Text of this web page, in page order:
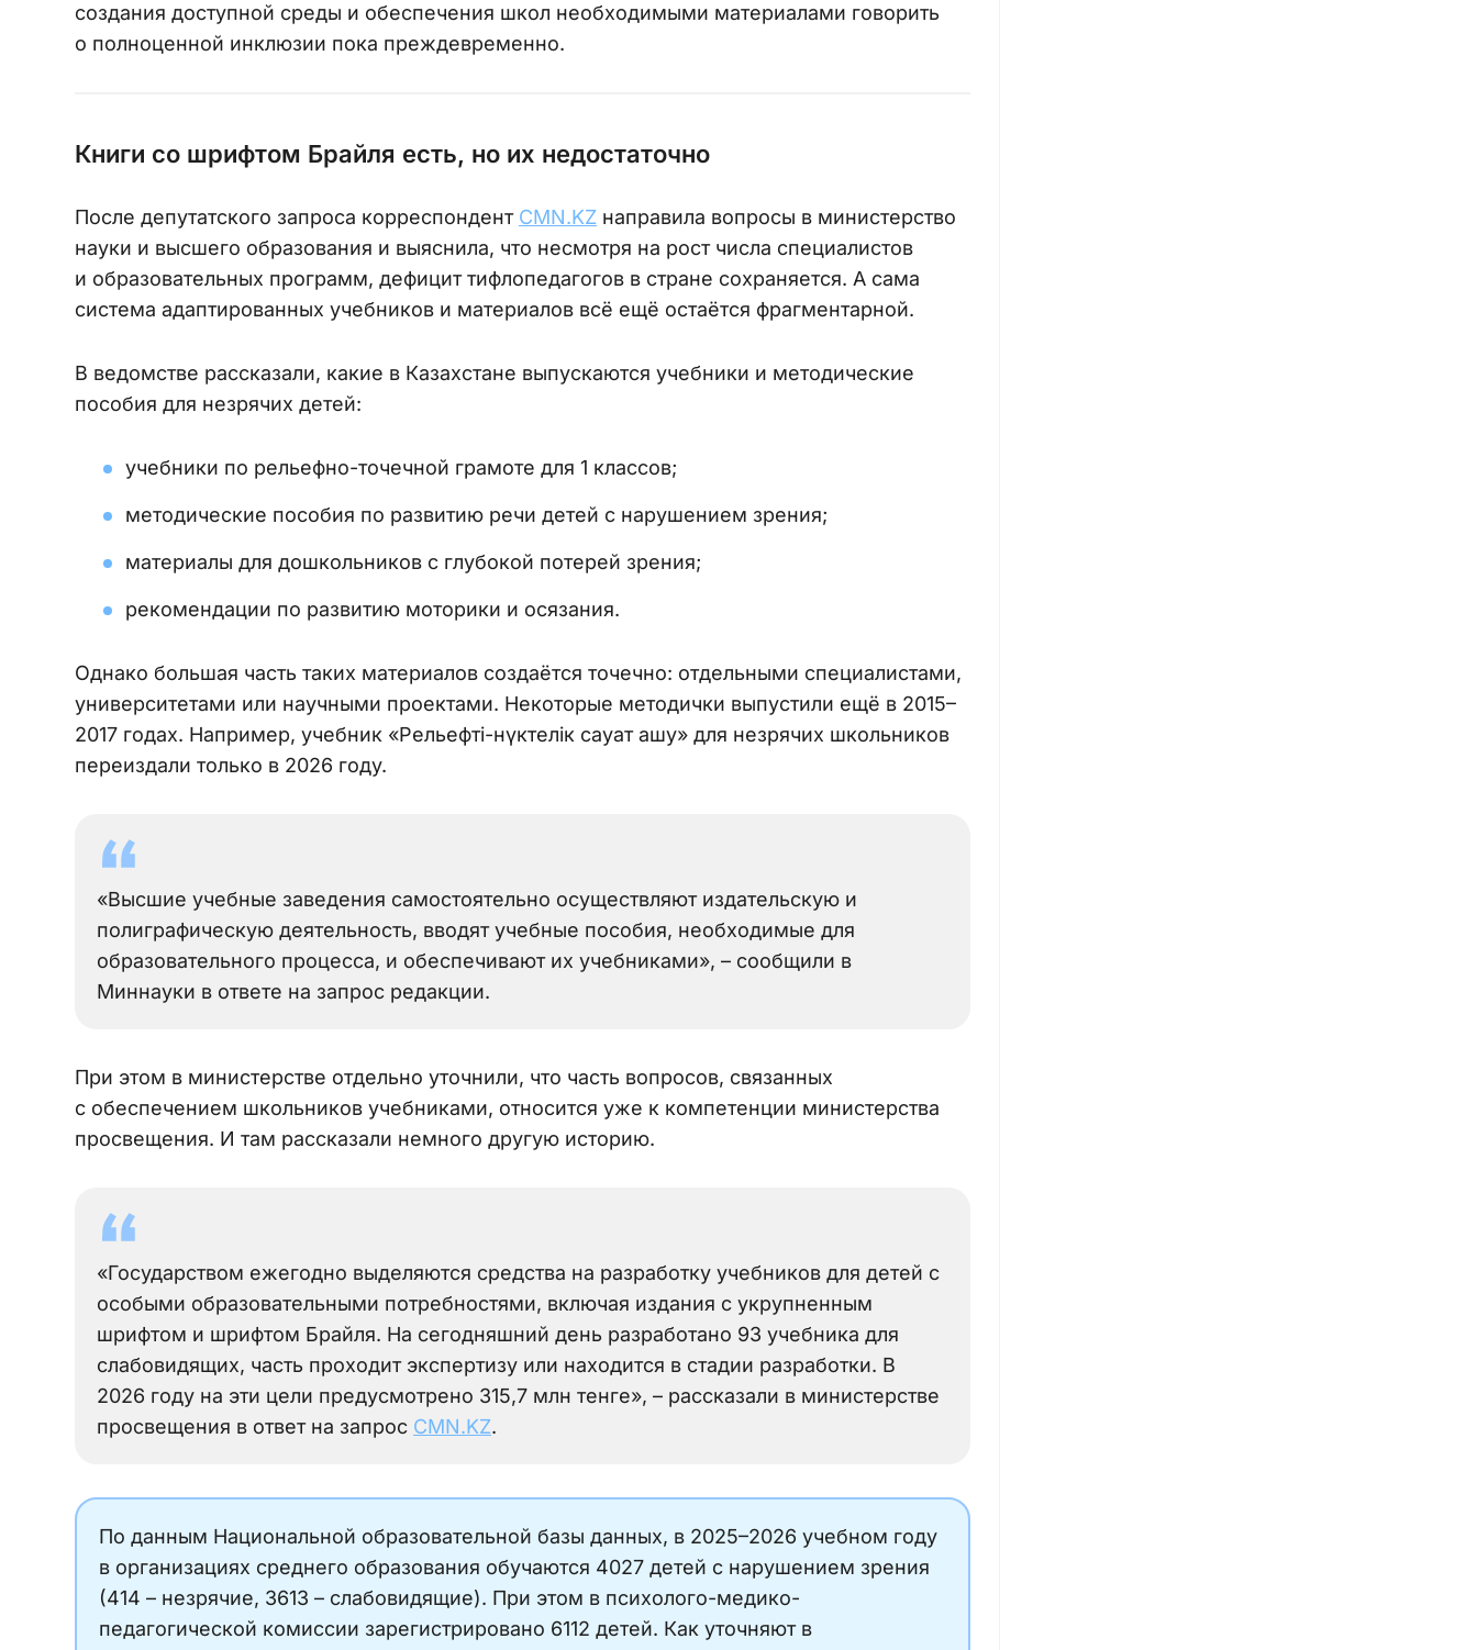
создания доступной среды и обеспечения школ необходимыми материалами говорить
о полноценной инклюзии пока преждевременно.
Книги со шрифтом Брайля есть, но их недостаточно
После депутатского запроса корреспондент CMN.KZ направила вопросы в министерство
науки и высшего образования и выяснила, что несмотря на рост числа специалистов
и образовательных программ, дефицит тифлопедагогов в стране сохраняется. А сама
система адаптированных учебников и материалов всё ещё остаётся фрагментарной.
В ведомстве рассказали, какие в Казахстане выпускаются учебники и методические
пособия для незрячих детей:
учебники по рельефно-точечной грамоте для 1 классов;
методические пособия по развитию речи детей с нарушением зрения;
материалы для дошкольников с глубокой потерей зрения;
рекомендации по развитию моторики и осязания.
Однако большая часть таких материалов создаётся точечно: отдельными специалистами,
университетами или научными проектами. Некоторые методички выпустили ещё в 2015–
2017 годах. Например, учебник «Рельефті-нүктелік сауат ашу» для незрячих школьников
переиздали только в 2026 году.
«Высшие учебные заведения самостоятельно осуществляют издательскую и
полиграфическую деятельность, вводят учебные пособия, необходимые для
образовательного процесса, и обеспечивают их учебниками», – сообщили в
Миннауки в ответе на запрос редакции.
При этом в министерстве отдельно уточнили, что часть вопросов, связанных
с обеспечением школьников учебниками, относится уже к компетенции министерства
просвещения. И там рассказали немного другую историю.
«Государством ежегодно выделяются средства на разработку учебников для детей с
особыми образовательными потребностями, включая издания с укрупненным
шрифтом и шрифтом Брайля. На сегодняшний день разработано 93 учебника для
слабовидящих, часть проходит экспертизу или находится в стадии разработки. В
2026 году на эти цели предусмотрено 315,7 млн тенге», – рассказали в министерстве
просвещения в ответ на запрос CMN.KZ.
По данным Национальной образовательной базы данных, в 2025–2026 учебном году
в организациях среднего образования обучаются 4027 детей с нарушением зрения
(414 – незрячие, 3613 – слабовидящие). При этом в психолого-медико-
педагогической комиссии зарегистрировано 6112 детей. Как уточняют в